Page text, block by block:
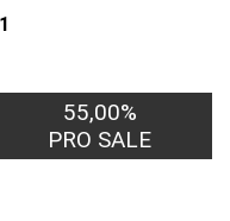
55,00%
PRO SALE